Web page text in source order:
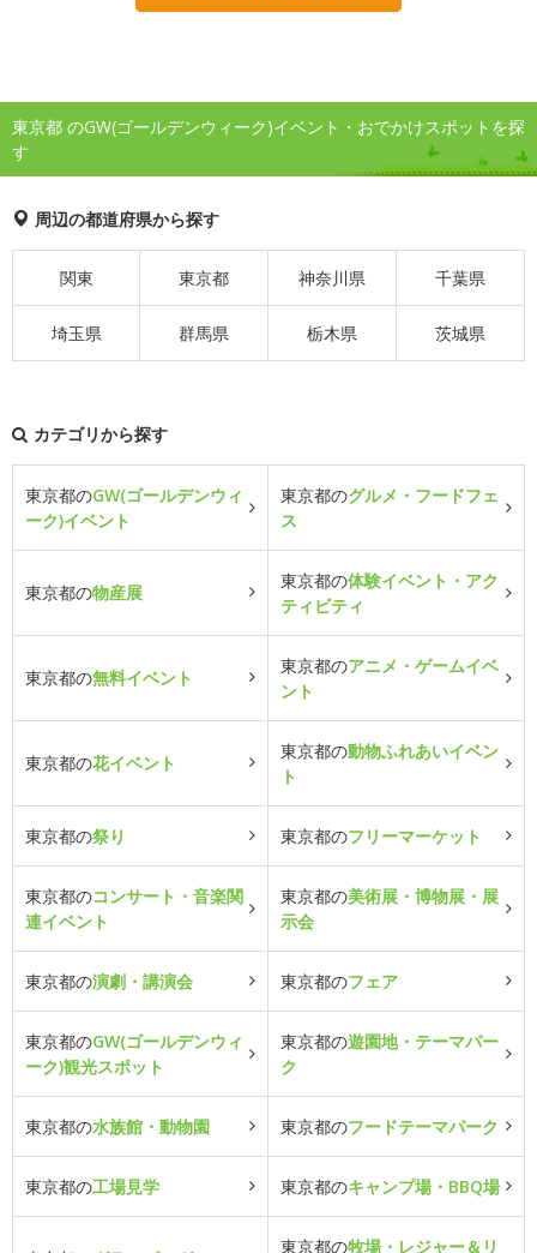
東京都 のGW(ゴールデンウィーク)イベント・おでかけスポットを探
す
周辺の都道府県から探す
関東 東京都 神奈川県 千葉県
埼玉県 群馬県 栃木県 茨城県
カテゴリから探す
東京都のGW(ゴールデンウィ
ーク)イベント
東京都のグルメ・フードフェ
ス
東京都の物産展
東京都の体験イベント・アク
ティビティ
東京都の無料イベント
東京都のアニメ・ゲームイベ
ント
東京都の花イベント
東京都の動物ふれあいイベン
ト
東京都の祭り 東京都のフリーマーケット
東京都のコンサート・音楽関
連イベント
東京都の美術展・博物展・展
示会
東京都の演劇・講演会 東京都のフェア
東京都のGW(ゴールデンウィ
ーク)観光スポット
東京都の遊園地・テーマパー
ク
東京都の水族館・動物園 東京都のフードテーマパーク
東京都の工場見学 東京都のキャンプ場・BBQ場
東京都の牧場・レジャー＆リ